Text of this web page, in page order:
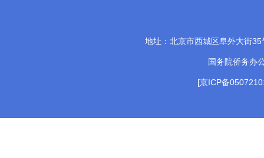
地址：北京市西城区阜外大街
国务院侨务
[京ICP备